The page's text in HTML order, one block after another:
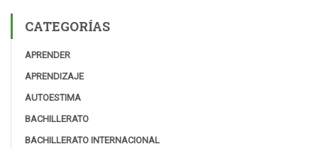
CATEGORÍAS
APRENDER
APRENDIZAJE
AUTOESTIMA
BACHILLERATO
BACHILLERATO INTERNACIONAL